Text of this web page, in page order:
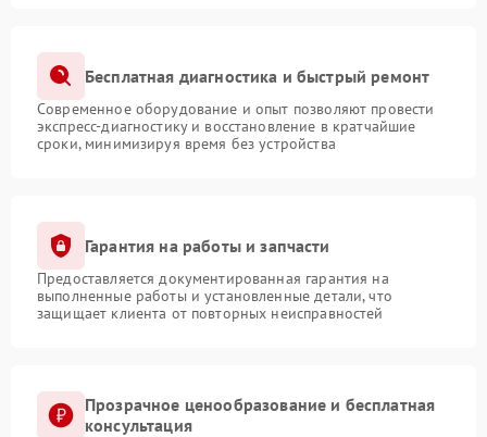
Бесплатная диагностика и быстрый ремонт
Современное оборудование и опыт позволяют провести
экспресс-диагностику и восстановление в кратчайшие
сроки, минимизируя время без устройства
Гарантия на работы и запчасти
Предоставляется документированная гарантия на
выполненные работы и установленные детали, что
защищает клиента от повторных неисправностей
Прозрачное ценообразование и бесплатная
консультация